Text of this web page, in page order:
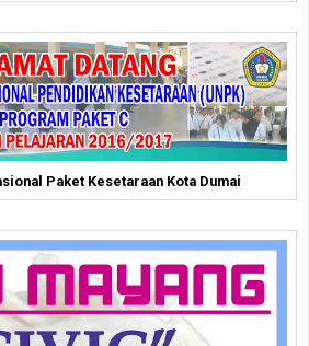
Paket Kesetaraan Kota Dumai